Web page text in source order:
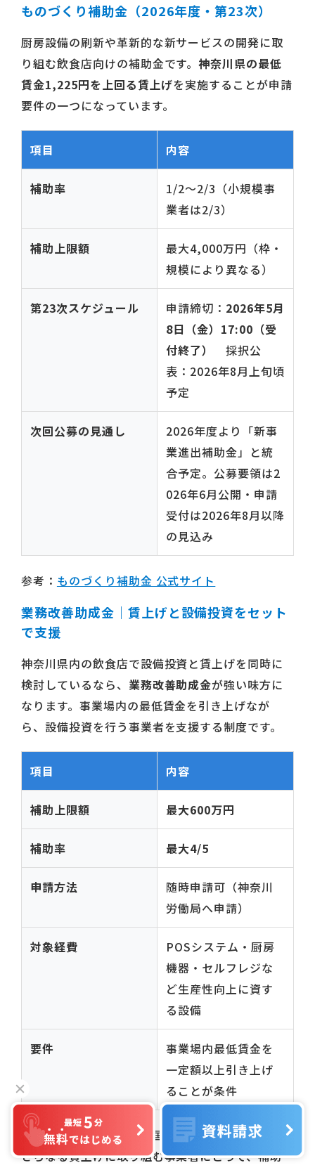
ものづくり補助金（2026年度・第23次）
厨房設備の刷新や革新的な新サービスの開発に取
り組む飲食店向けの補助金です。神奈川県の最低
賃金1,225円を上回る賃上げを実施することが申請
要件の一つになっています。
項目 内容
補助率
1/2〜2/3（小規模事
業者は2/3）
補助上限額
最大4,000万円（枠・
規模により異なる）
第23次スケジュール 申請締切： 2026年5月
8日（金）17:00（受
付終了）
採択公
表：2026年8月上旬頃
予定
次回公募の見通し
2026年度より「新事
業進出補助金」と統
合予定。公募要領は2
026年6月公開・申請
受付は2026年8月以降
の見込み
参考： ものづくり補助金 公式サイト
業務改善助成金｜賃上げと設備投資をセット
で支援
神奈川県内の飲食店で設備投資と賃上げを同時に
検討しているなら、 業務改善助成金が強い味方に
なります。事業場内の最低賃金を引き上げなが
ら、設備投資を行う事業者を支援する制度です。
項目 内容
補助上限額 最大600万円
補助率 最大4/5
申請方法
随時申請可（神奈川
労働局へ申請）
対象経費
POSシステム・厨房
機器・セルフレジな
ど生産性向上に資す
る設備
要件
事業場内最低賃金を
一定額以上引き上げ
ることが条件
神奈川県の最低賃金は全国2位（時給1,225円）。
さらなる賃上げに取り組む事業者にとって、補助